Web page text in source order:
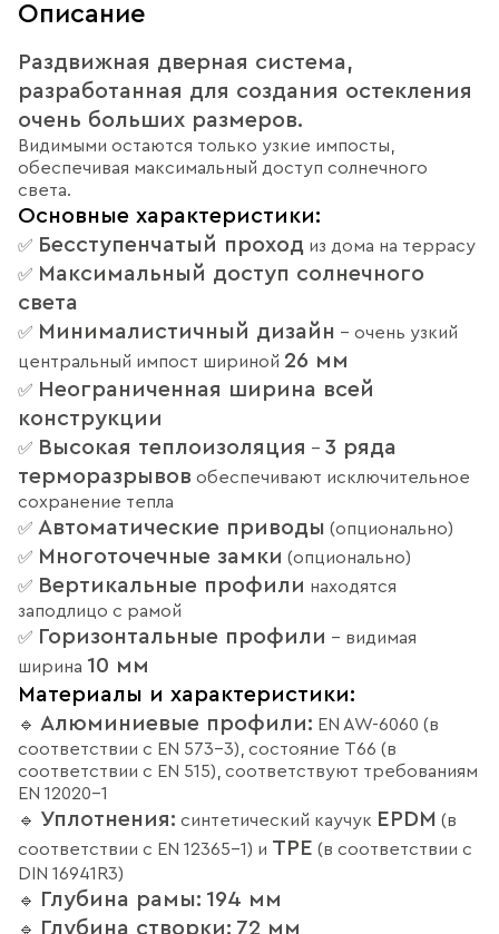
Описание
Раздвижная дверная система,
разработанная для создания остекления
очень больших размеров.
Видимыми остаются только узкие импосты,
обеспечивая максимальный доступ солнечного
света.
Основные характеристики:
✅ Бесступенчатый проход из дома на террасу
✅ Максимальный доступ солнечного
света
✅ Минималистичный дизайн – очень узкий
центральный импост шириной 26 мм
✅ Неограниченная ширина всей
конструкции
✅ Высокая теплоизоляция – 3 ряда
терморазрывов обеспечивают исключительное
сохранение тепла
✅ Автоматические приводы (опционально)
✅ Многоточечные замки (опционально)
✅ Вертикальные профили находятся
заподлицо с рамой
✅ Горизонтальные профили – видимая
ширина 10 мм
Материалы и характеристики:
🔹 Алюминиевые профили: EN AW-6060 (в
соответствии с EN 573-3), состояние T66 (в
соответствии с EN 515), соответствуют требованиям
EN 12020-1
🔹 Уплотнения: синтетический каучук EPDM (в
соответствии с EN 12365-1) и TPE (в соответствии с
DIN 16941R3)
🔹
Глубина рамы: 194 мм
🔹 Глубина створки: 72 мм